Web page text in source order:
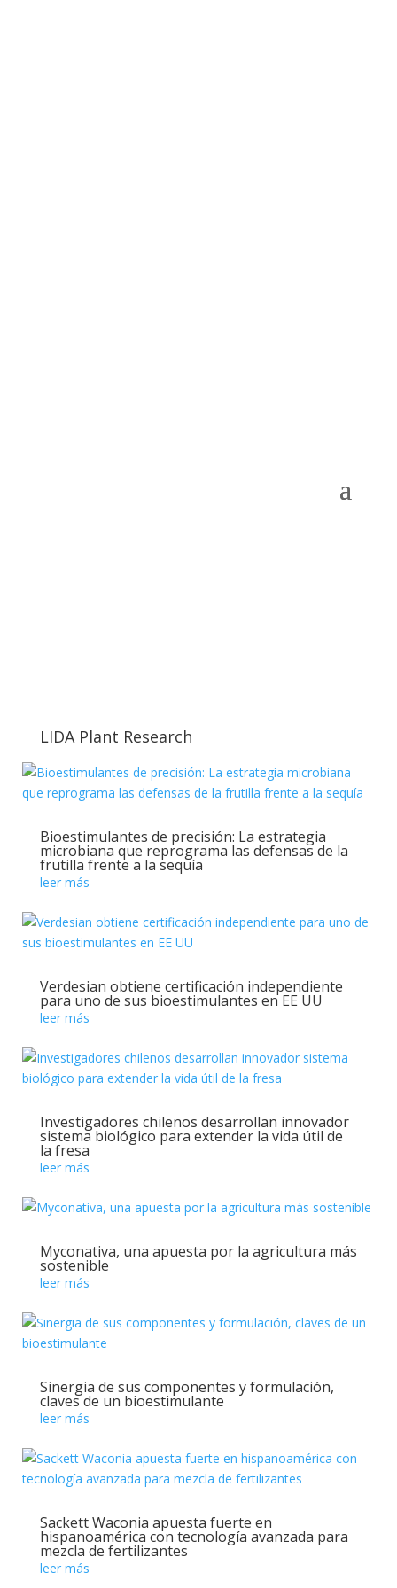
LIDA Plant Research
Bioestimulantes de precisión: La estrategia
microbiana que reprograma las defensas de la
frutilla frente a la sequía
leer más
Verdesian obtiene certificación independiente
para uno de sus bioestimulantes en EE UU
leer más
Investigadores chilenos desarrollan innovador
sistema biológico para extender la vida útil de
la fresa
leer más
Myconativa, una apuesta por la agricultura más
sostenible
leer más
Sinergia de sus componentes y formulación,
claves de un bioestimulante
leer más
Sackett Waconia apuesta fuerte en
hispanoamérica con tecnología avanzada para
mezcla de fertilizantes
leer más